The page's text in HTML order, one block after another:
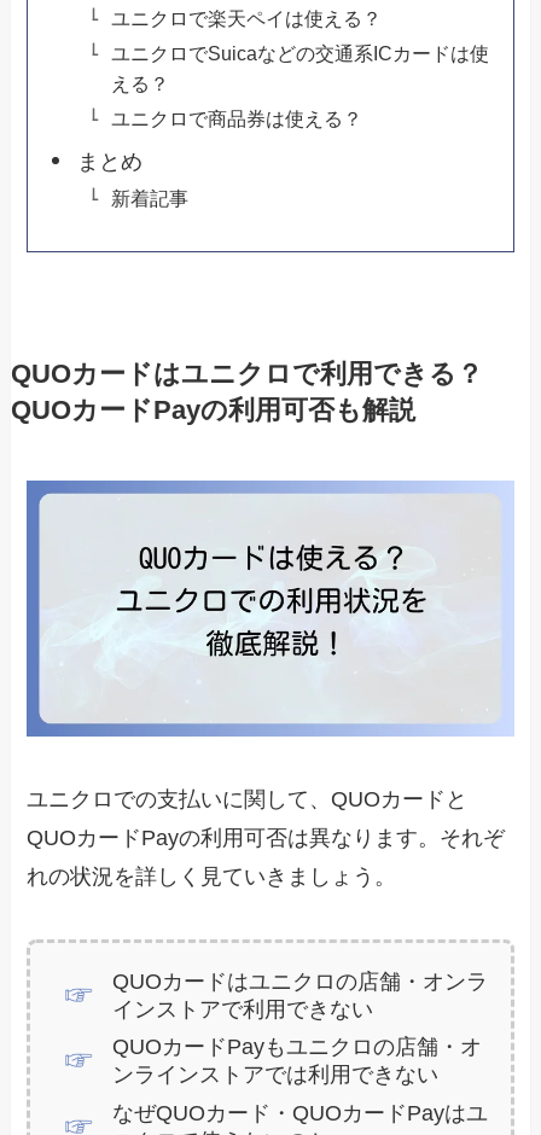
ユニクロで楽天ペイは使える？
ユニクロでSuicaなどの交通系ICカードは使
える？
ユニクロで商品券は使える？
まとめ
新着記事
QUOカードはユニクロで利用できる？
QUOカードPayの利用可否も解説
ユニクロでの支払いに関して、QUOカードと
QUOカードPayの利用可否は異なります。それぞ
れの状況を詳しく見ていきましょう。
QUOカードはユニクロの店舗・オンラ
インストアで利用できない
QUOカードPayもユニクロの店舗・オ
ンラインストアでは利用できない
なぜQUOカード・QUOカードPayはユ